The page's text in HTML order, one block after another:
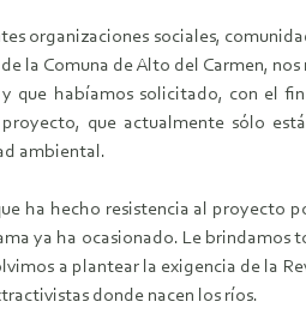
organizaciones sociales,
la Comuna de Alto del Carmen,
que habíamos solicitado, con el
que actualmente sólo
ambiental.
ha hecho resistencia al proyecto
ya ha ocasionado. Le
a plantear la exigencia de la
donde nacen los ríos.